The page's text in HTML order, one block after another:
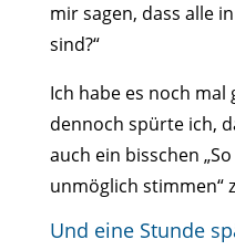
mir sagen, dass alle
sind?“
Ich habe es noch
dennoch spürte ich,
auch ein bisschen
unmöglich stimmen“
Und eine Stunde